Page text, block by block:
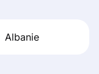
Recommend it!
Albanie